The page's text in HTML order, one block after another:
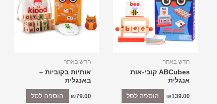
חדש באתר
ABCubes קובי-אות
אנגלית
₪139.00 הוספה לסל
חדש באתר
אותיות בקוביות –
באנגלית
₪79.00 הוספה לסל